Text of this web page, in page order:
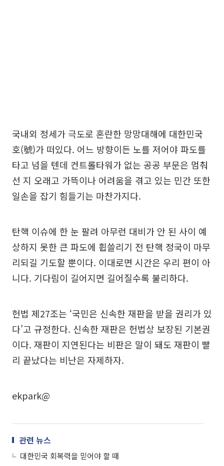
국내외 정세가 극도로 혼란한 망망대해에 대한민국
호(號)가 떠있다. 어느 방향이든 노를 저어야 파도를
타고 넘을 텐데 컨트롤타워가 없는 공공 부문은 멈춰
선 지 오래고 가뜩이나 어려움을 겪고 있는 민간 또한
일손을 잡기 힘들기는 마찬가지다.
탄핵 이슈에 한 눈 팔려 아무런 대비가 안 된 사이 예
상하지 못한 큰 파도에 휩쓸리기 전 탄핵 정국이 마무
리되길 기도할 뿐이다. 이대로면 시간은 우리 편이 아
니다. 기다림이 길어지면 길어질수록 불리하다.
헌법 제27조는 ‘국민은 신속한 재판을 받을 권리가 있
다’고 규정한다. 신속한 재판은 헌법상 보장된 기본권
이다. 재판이 지연된다는 비판은 말이 돼도 재판이 빨
리 끝났다는 비난은 자제하자.
ekpark@
관련 뉴스
대한민국 회복력을 믿어야 할 때